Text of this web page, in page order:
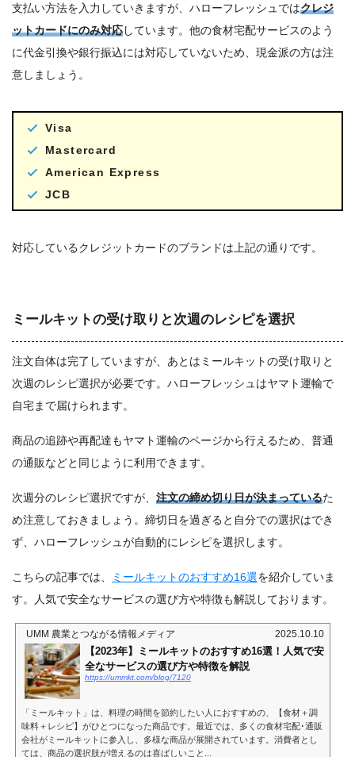
支払い方法を入力していきますが、ハローフレッシュではクレジ
ットカードにのみ対応しています。他の食材宅配サービスのよう
に代金引換や銀行振込には対応していないため、現金派の方は注
意しましょう。
Visa
Mastercard
American Express
JCB
対応しているクレジットカードのブランドは上記の通りです。
ミールキットの受け取りと次週のレシピを選択
注文自体は完了していますが、あとはミールキットの受け取りと
次週のレシピ選択が必要です。ハローフレッシュはヤマト運輸で
自宅まで届けられます。
商品の追跡や再配達もヤマト運輸のページから行えるため、普通
の通販などと同じように利用できます。
次週分のレシピ選択ですが、 注文の締め切り日が決まっているた
め注意しておきましょう。締切日を過ぎると自分での選択はでき
ず、ハローフレッシュが自動的にレシピを選択します。
こちらの記事では、 ミールキットのおすすめ16選を紹介していま
す。人気で安全なサービスの選び方や特徴も解説しております。
UMM 農業とつながる情報メディア 2025.10.10
【2023年】ミールキットのおすすめ16選！人気で安
全なサービスの選び方や特徴を解説
https://ummkt.com/blog/7120
「ミールキット」は、料理の時間を節約したい人におすすめの、【食材＋調
味料＋レシピ】がひとつになった商品です。最近では、多くの食材宅配･通販
会社がミールキットに参入し、多様な商品が展開されています。消費者とし
ては、商品の選択肢が増えるのは喜ばしいこと...